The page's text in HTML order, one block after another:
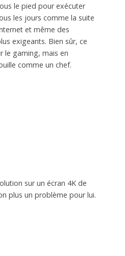
le pied pour exécuter
les jours comme la suite
et même des
exigeants. Bien sûr, ce
le gaming, mais en
comme un chef.
sur un écran 4K de
plus un problème pour lui.